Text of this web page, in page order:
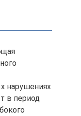
нарушениях
в период